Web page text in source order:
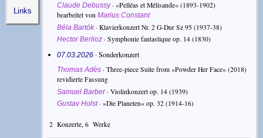
Links
Claude Debussy·»Pelléas et Mélisande« (1893-1902)
bearbeitet vonMarius Constant
Béla Bartók·Klavierkonzert Nr. 2 G-Dur Sz 95 (1937-38)
Hector Berlioz ·Symphonie fantastique op. 14 (1830)
07.03.2026 · Sonderkonzert
Thomas Adès ·Three-piece Suite from »Powder Her Face« (2018)
revidierte Fassung
Samuel Barber·Violinkonzert op. 14 (1939)
Gustav Holst·»Die Planeten« op. 32 (1914-16)
2Konzerte, 6Werke